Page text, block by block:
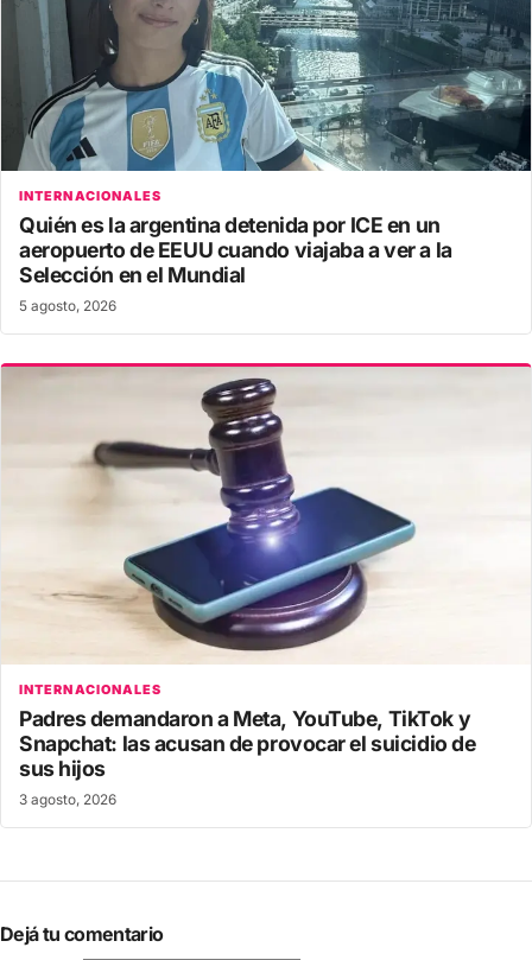
INTERNACIONALES
Quién es la argentina detenida por ICE en un
aeropuerto de EEUU cuando viajaba a ver a la
Selección en el Mundial
5 agosto, 2026
INTERNACIONALES
Padres demandaron a Meta, YouTube, TikTok y
Snapchat: las acusan de provocar el suicidio de
sus hijos
3 agosto, 2026
Dejá tu comentario